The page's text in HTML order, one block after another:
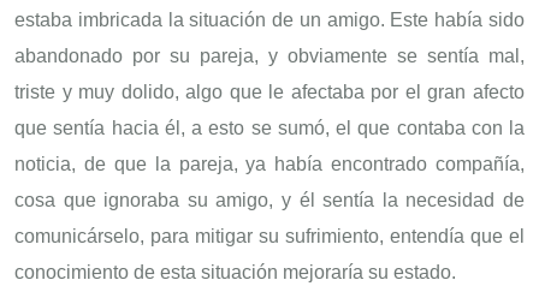
estaba imbricada la situación de un amigo. Este había sido
abandonado por su pareja, y obviamente se sentía mal,
triste y muy dolido, algo que le afectaba por el gran afecto
que sentía hacia él, a esto se sumó, el que contaba con la
noticia, de que la pareja, ya había encontrado compañía,
cosa que ignoraba su amigo, y él sentía la necesidad de
comunicárselo, para mitigar su sufrimiento, entendía que el
conocimiento de esta situación mejoraría su estado.